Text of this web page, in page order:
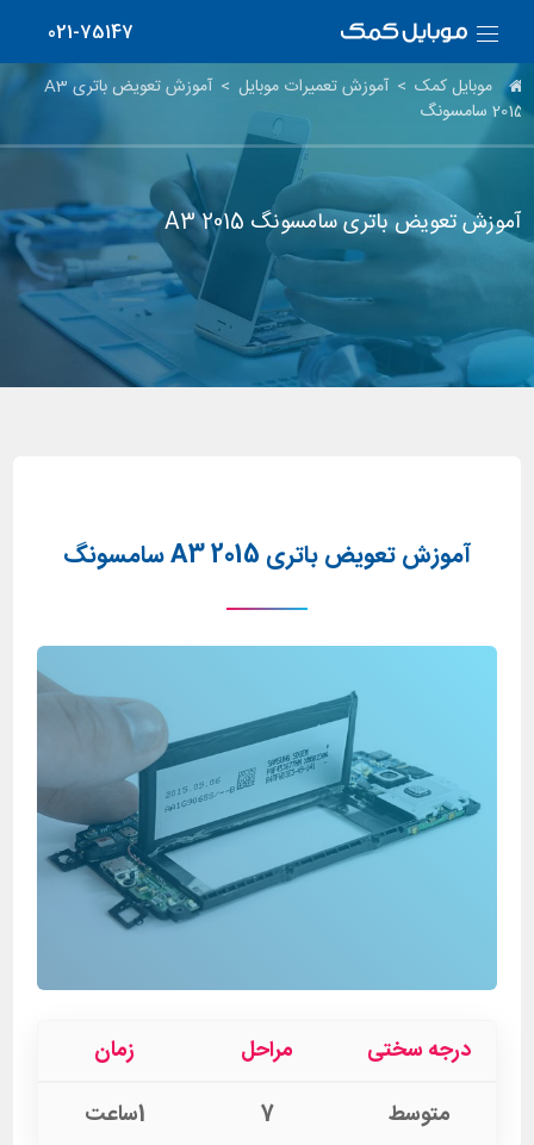
021-75147
موبایل کمک > آموزش تعمیرات موبایل >
آموزش تعویض باتری A3
2015 سامسونگ
آموزش تعویض باتری سامسونگ A3 2015
آموزش تعویض باتری A3 2015 سامسونگ
درجه سختی مراحل
زمان
متوسط
7 1ساعت